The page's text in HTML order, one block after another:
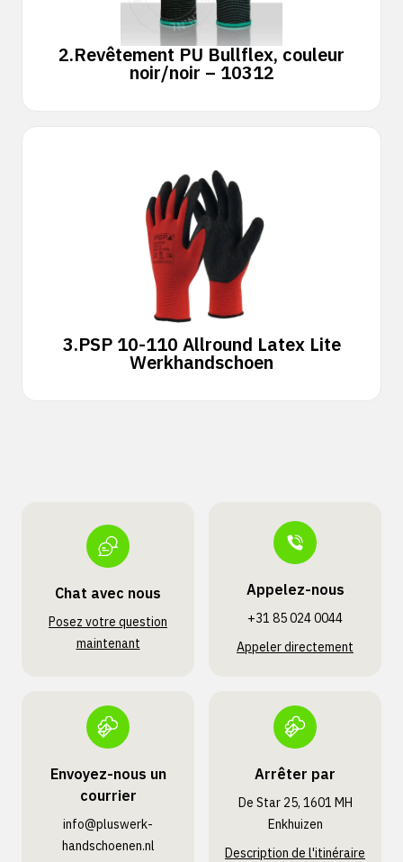
2.Revêtement PU Bullflex, couleur
noir/noir – 10312
3.PSP 10-110 Allround Latex Lite
Werkhandschoen
Chat avec nous
Posez votre question
maintenant
Appelez-nous
+31 85 024 0044
Appeler directement
Envoyez-nous un
courrier
info@pluswerk­
handschoenen.nl
Arrêter par
De Star 25, 1601 MH
Enkhuizen
Description de l'itinéraire